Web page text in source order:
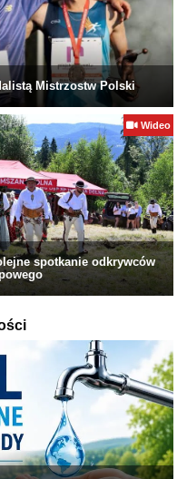
Mistrzostw Polski
Wideo
spotkanie odkrywców